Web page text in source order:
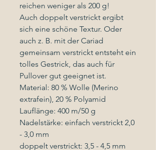
reichen weniger als 200 g!
Auch doppelt verstrickt ergibt
sich eine schöne Textur. Oder
auch z. B. mit der Cariad
gemeinsam verstrickt entsteht ein
tolles Gestrick, das auch für
Pullover gut geeignet ist.
Material: 80 % Wolle (Merino
extrafein), 20 % Polyamid
Lauflänge: 400 m/50 g
Nadelstärke: einfach verstrickt 2,0
- 3,0 mm
doppelt verstrickt: 3,5 - 4,5 mm